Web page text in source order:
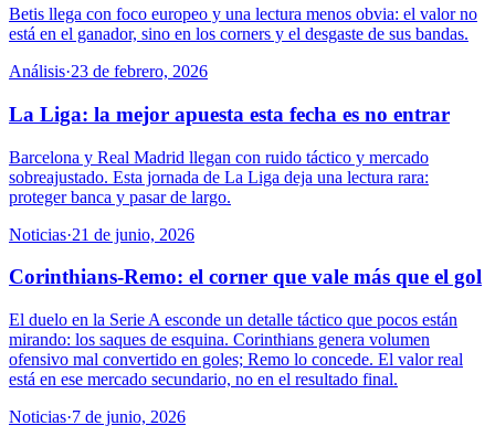
Betis llega con foco europeo y una lectura menos obvia: el valor no
está en el ganador, sino en los corners y el desgaste de sus bandas.
Análisis·23 de febrero, 2026
La Liga: la mejor apuesta esta fecha es no entrar
Barcelona y Real Madrid llegan con ruido táctico y mercado
sobreajustado. Esta jornada de La Liga deja una lectura rara:
proteger banca y pasar de largo.
Noticias·21 de junio, 2026
Corinthians-Remo: el corner que vale más que el gol
El duelo en la Serie A esconde un detalle táctico que pocos están
mirando: los saques de esquina. Corinthians genera volumen
ofensivo mal convertido en goles; Remo lo concede. El valor real
está en ese mercado secundario, no en el resultado final.
Noticias·7 de junio, 2026